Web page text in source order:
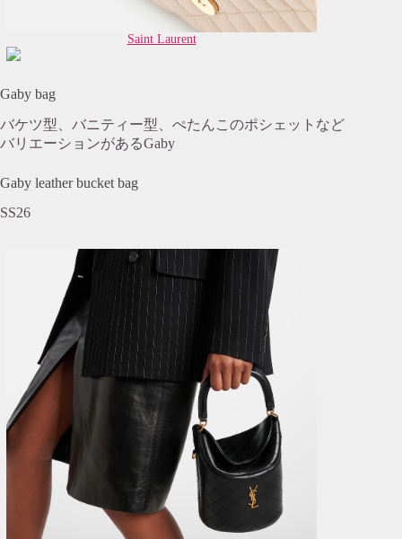
Saint Laurent
Gaby bag
バケツ型、バニティー型、ぺたんこのポシェットなど
バリエーションがあるGaby
Gaby leather bucket bag
SS26